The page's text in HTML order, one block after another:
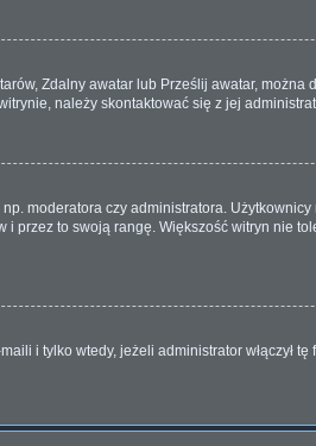
Zdalny awatar lub Prześlij awatar, można
należy skontaktować się z jej
moderatora czy administratora.
przez to swoją rangę. Większość witryn nie
i tylko wtedy, jeżeli administrator włączył